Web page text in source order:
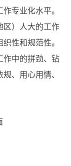
专业化水平。
区）人大的工作
性和规范性。
作中的拼劲、钻
、用心用情、